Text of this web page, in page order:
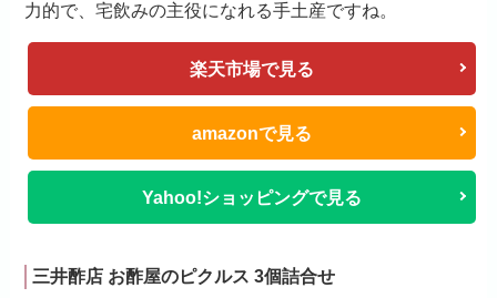
力的で、宅飲みの主役になれる手土産ですね。
楽天市場で見る
amazonで見る
Yahoo!ショッピングで見る
三井酢店 お酢屋のピクルス 3個詰合せ